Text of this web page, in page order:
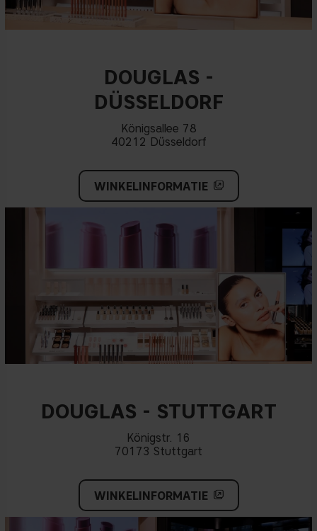
DOUGLAS -
DÜSSELDORF
Königsallee 78
40212 Düsseldorf
WINKELINFORMATIE
DOUGLAS - STUTTGART
Königstr. 16
70173 Stuttgart
WINKELINFORMATIE